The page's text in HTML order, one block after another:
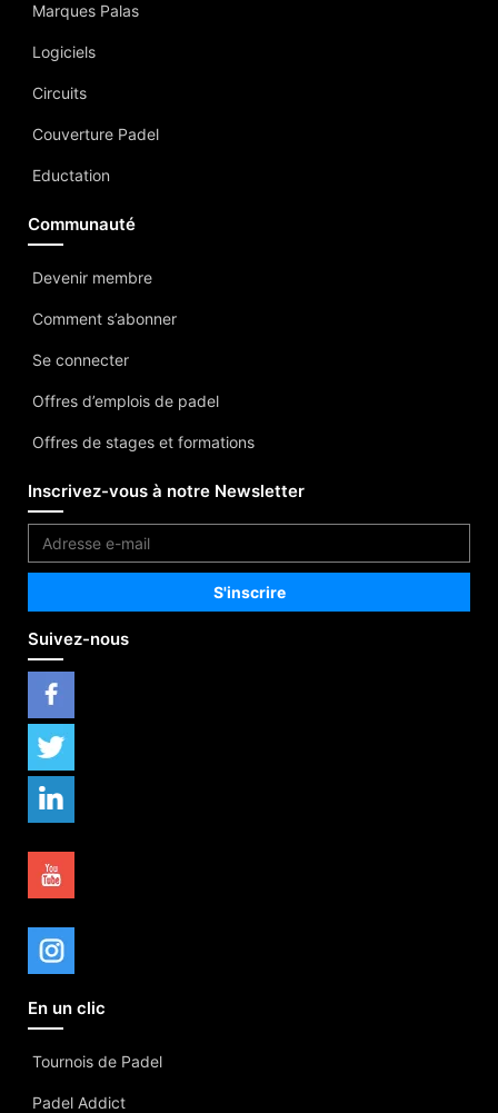
Marques Palas
Logiciels
Circuits
Couverture Padel
Eductation
Communauté
Devenir membre
Comment s’abonner
Se connecter
Offres d’emplois de padel
Offres de stages et formations
Inscrivez-vous à notre Newsletter
Suivez-nous
En un clic
Tournois de Padel
Padel Addict